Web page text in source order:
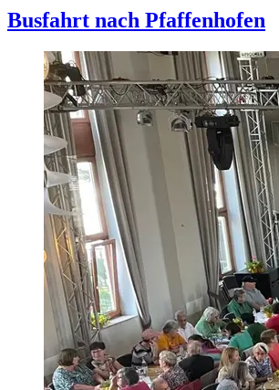
Busfahrt nach Pfaffenhofen